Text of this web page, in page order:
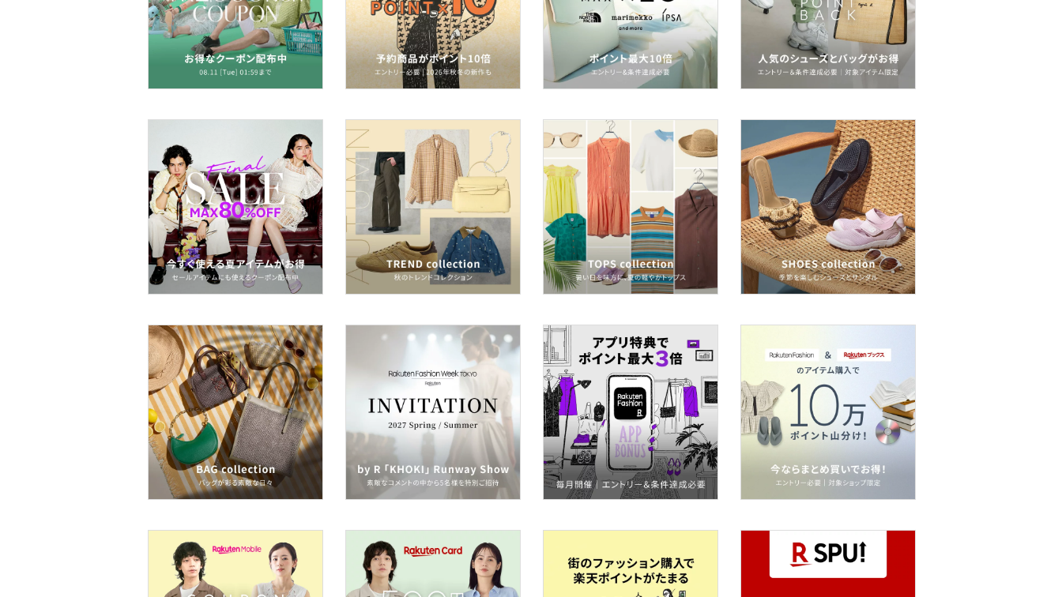
財布・ポーチ・ケース
ー用品
スーツ・フォーマル
水着・スイムグッズ
着物・浴衣・和装小物
ベースメイク
メイクアップ
ネイル
ボディケア・オーラルケ
フレグランス
メイク道具・美容器具